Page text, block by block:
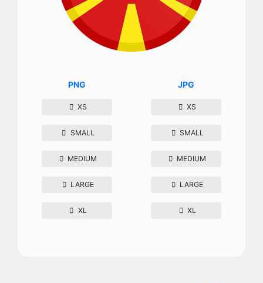
PNG
XS
SMALL
MEDIUM
LARGE
XL
JPG
XS
SMALL
MEDIUM
LARGE
XL